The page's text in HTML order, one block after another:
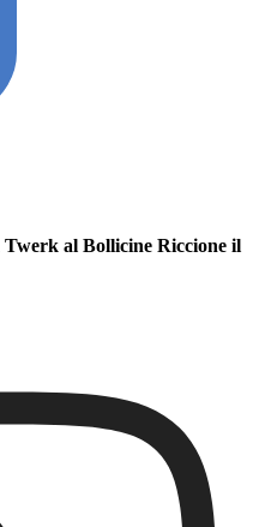
Twerk al Bollicine Riccione il